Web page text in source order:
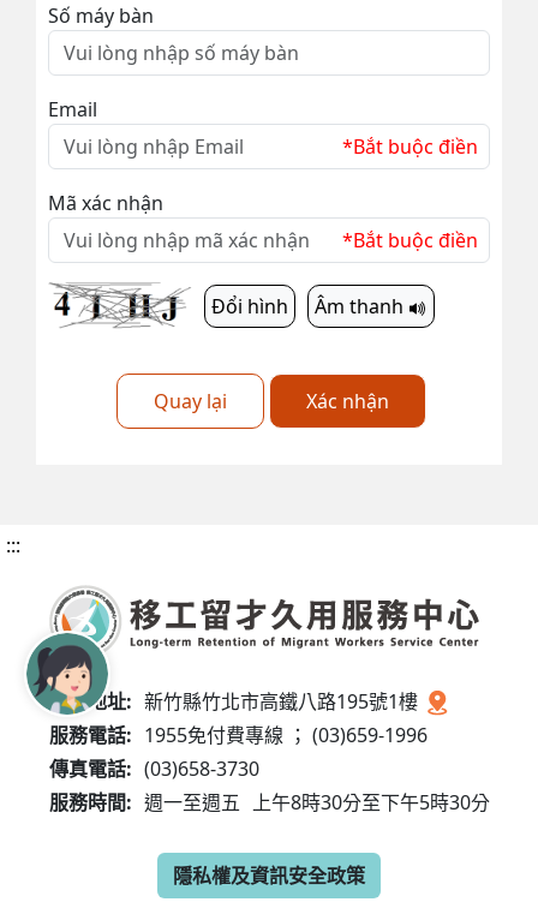
Số máy bàn
Email
*Bắt buộc điền
Mã xác nhận
*Bắt buộc điền
Đổi hình Âm thanh
Quay lại Xác nhận
:::
服務地址: 新竹縣竹北市高鐵八路195號1樓
服務電話: 1955免付費專線 ； (03)659-1996
傳真電話: (03)658-3730
服務時間: 週一至週五 上午8時30分至下午5時30分
隱私權及資訊安全政策